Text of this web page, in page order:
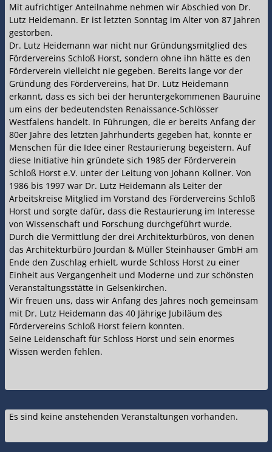
Mit aufrichtiger Anteilnahme nehmen wir Abschied von Dr.
Lutz Heidemann. Er ist letzten Sonntag im Alter von 87 Jahren
gestorben.
Dr. Lutz Heidemann war nicht nur Gründungsmitglied des
Fördervereins Schloß Horst, sondern ohne ihn hätte es den
Förderverein vielleicht nie gegeben. Bereits lange vor der
Gründung des Fördervereins, hat Dr. Lutz Heidemann
erkannt, dass es sich bei der heruntergekommenen Bauruine
um eins der bedeutendsten Renaissance-Schlösser
Westfalens handelt. In Führungen, die er bereits Anfang der
80er Jahre des letzten Jahrhunderts gegeben hat, konnte er
Menschen für die Idee einer Restaurierung begeistern. Auf
diese Initiative hin gründete sich 1985 der Förderverein
Schloß Horst e.V. unter der Leitung von Johann Kollner. Von
1986 bis 1997 war Dr. Lutz Heidemann als Leiter der
Arbeitskreise Mitglied im Vorstand des Fördervereins Schloß
Horst und sorgte dafür, dass die Restaurierung im Interesse
von Wissenschaft und Forschung durchgeführt wurde.
Durch die Vermittlung der drei Architekturbüros, von denen
das Architekturbüro Jourdan & Müller Steinhauser GmbH am
Ende den Zuschlag erhielt, wurde Schloss Horst zu einer
Einheit aus Vergangenheit und Moderne und zur schönsten
Veranstaltungsstätte in Gelsenkirchen.
Wir freuen uns, dass wir Anfang des Jahres noch gemeinsam
mit Dr. Lutz Heidemann das 40 Jährige Jubiläum des
Fördervereins Schloß Horst feiern konnten.
Seine Leidenschaft für Schloss Horst und sein enormes
Wissen werden fehlen.
Es sind keine anstehenden Veranstaltungen vorhanden.